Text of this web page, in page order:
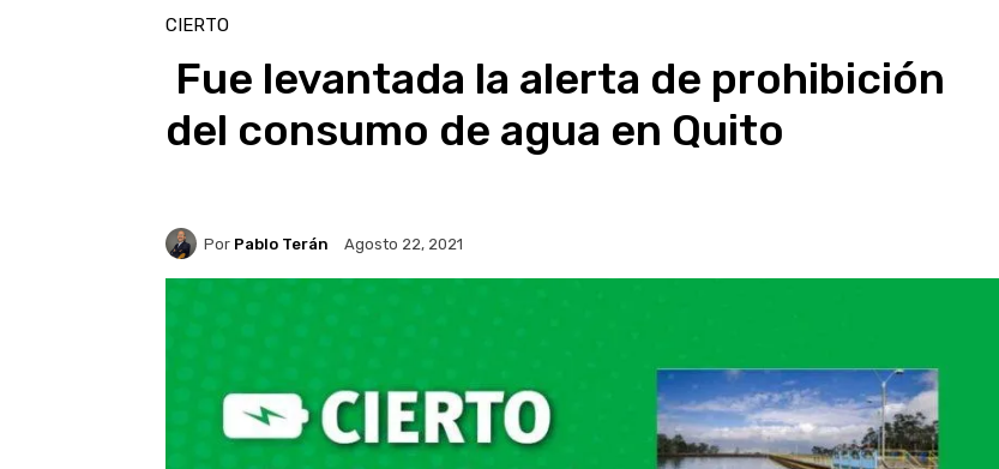
CIERTO
Fue levantada la alerta de prohibición
del consumo de agua en Quito
Por Pablo Terán Agosto 22, 2021